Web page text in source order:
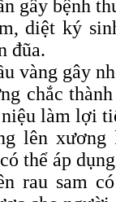
gây bệnh
diệt ký
đũa.
vàng gây
chắc
làm lợi
lên
thể áp
rau sam